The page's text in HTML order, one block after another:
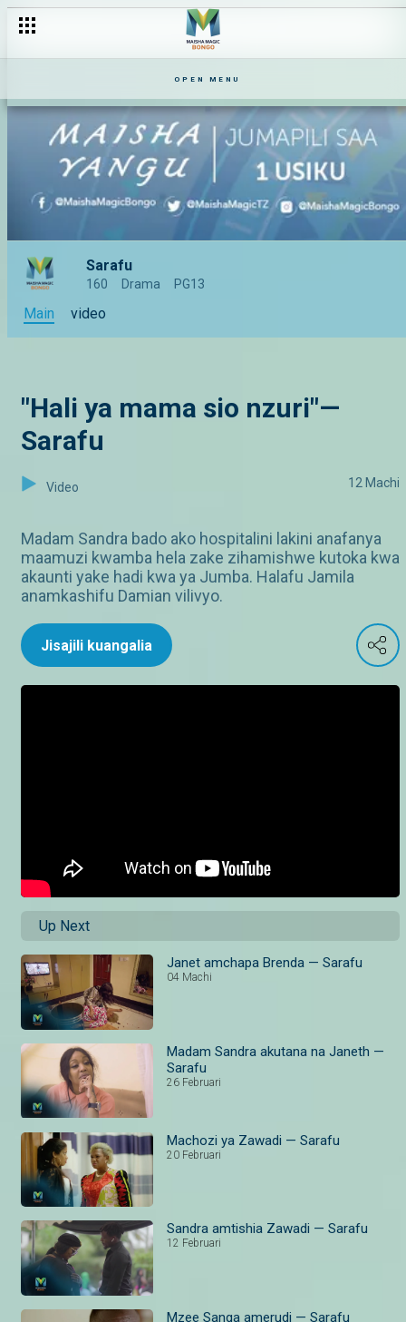
OPEN MENU
Sarafu
160 Drama PG13
Main video
"Hali ya mama sio nzuri"—
Sarafu
Video 12 Machi
Madam Sandra bado ako hospitalini lakini anafanya
maamuzi kwamba hela zake zihamishwe kutoka kwa
akaunti yake hadi kwa ya Jumba. Halafu Jamila
anamkashifu Damian vilivyo.
Jisajili kuangalia
Up Next
Janet amchapa Brenda — Sarafu
04 Machi
Madam Sandra akutana na Janeth —
Sarafu
26 Februari
Machozi ya Zawadi — Sarafu
20 Februari
Sandra amtishia Zawadi — Sarafu
12 Februari
Mzee Sanga amerudi — Sarafu